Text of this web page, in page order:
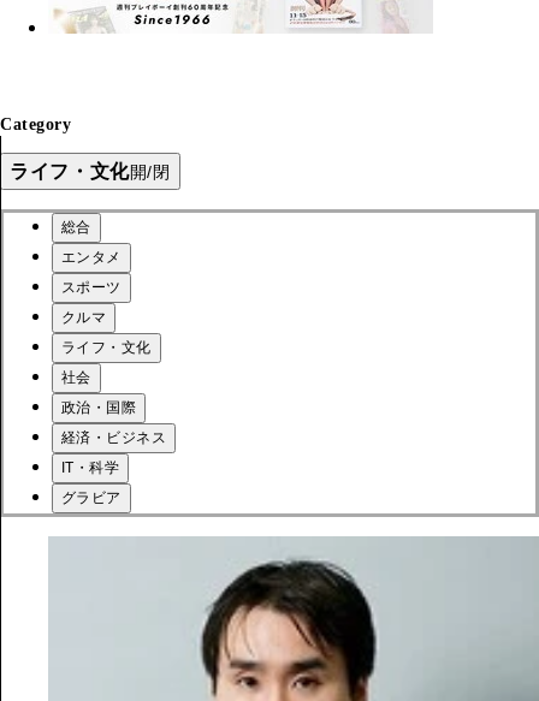
Category
ライフ・文化開/閉
総合
エンタメ
スポーツ
クルマ
ライフ・文化
社会
政治・国際
経済・ビジネス
IT・科学
グラビア